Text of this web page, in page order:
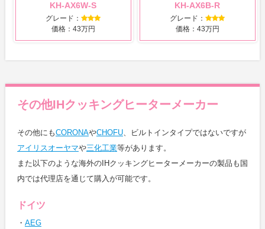
KH-AX6W-S
グレード：
価格：43万円
KH-AX6B-R
グレード：
価格：43万円
その他IHクッキングヒーターメーカー
その他にもCORONAやCHOFU、ビルトインタイプではないですが
アイリスオーヤマや三化工業等があります。
また以下のような海外のIHクッキングヒーターメーカーの製品も国
内では代理店を通じて購入が可能です。
ドイツ
AEG